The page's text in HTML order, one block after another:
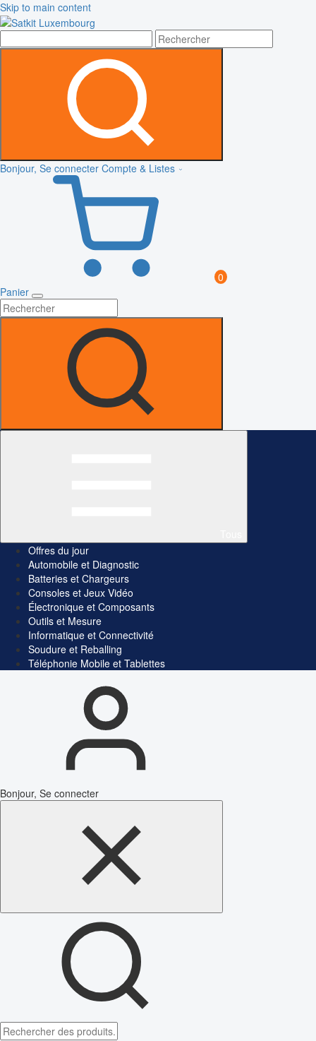
Skip to main content
Bonjour, Se connecter Compte & Listes
0
Panier
Offres du jour
Automobile et Diagnostic
Batteries et Chargeurs
Consoles et Jeux Vidéo
Électronique et Composants
Outils et Mesure
Informatique et Connectivité
Soudure et Reballing
Téléphonie Mobile et Tablettes
Bonjour, Se connecter